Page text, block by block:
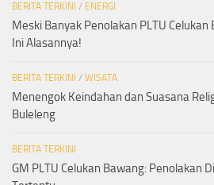
BERITA TERKINI / ENERGI
Meski Banyak Penolakan PLTU
Ini Alasannya!
BERITA TERKINI / WISATA
Menengok Keindahan dan Suasana
Buleleng
BERITA TERKINI
GM PLTU Celukan Bawang: Penolakan